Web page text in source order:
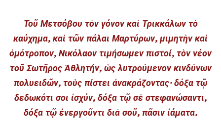
Τοῦ Μετσόβου τὸν γόνον καὶ Τρικκάλων τὸ
καύχημα, καὶ τῶν πάλαι Μαρτύρων, μιμητὴν καὶ
ὁμότροπον, Νικόλαον τιμήσωμεν πιστοί, τὸν νέον
τοῦ Σωτῆρος Ἀθλητήν, ὡς λυτρούμενον κινδύνων
πολυειδῶν, τοὺς πίστει ἀνακράζοντας· δόξα τῷ
δεδωκότι σοι ἰσχύν, δόξα τῷ σὲ στεφανώσαντι,
δόξα τῷ ἐνεργοῦντι διὰ σοῦ, πᾶσιν ἰάματα.